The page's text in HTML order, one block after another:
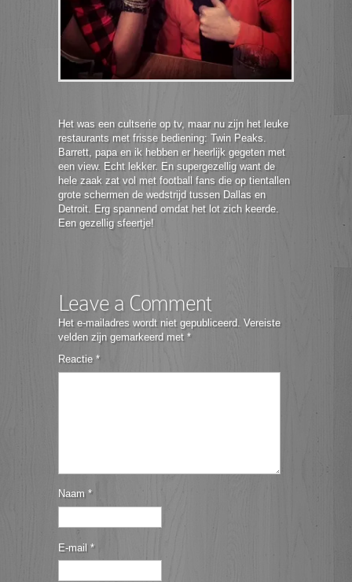
Het was een cultserie op tv, maar nu zijn het leuke
restaurants met frisse bediening: Twin Peaks.
Barrett, papa en ik hebben er heerlijk gegeten met
een view. Echt lekker. En supergezellig want de
hele zaak zat vol met football fans die op tientallen
grote schermen de wedstrijd tussen Dallas en
Detroit. Erg spannend omdat het lot zich keerde.
Een gezellig sfeertje!
Leave a Comment
Het e-mailadres wordt niet gepubliceerd. Vereiste
velden zijn gemarkeerd met *
Reactie *
Naam *
E-mail *